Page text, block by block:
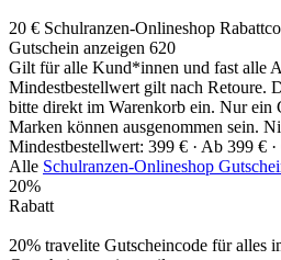
20 € Schulranzen-Onlineshop
Gutschein anzeigen 620
Gilt für alle Kund*innen und fast alle
Mindestbestellwert gilt nach Retoure.
bitte direkt im Warenkorb ein. Nur ein
Marken können ausgenommen sein.
Mindestbestellwert: 399 € · Ab 399 € ·
Alle Schulranzen-Onlineshop
20%
Rabatt
20% travelite Gutscheincode für alles